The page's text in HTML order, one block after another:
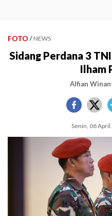
FOTO / NEWS
Sidang Perdana 3
Ilham
Alfian
Senin, 06